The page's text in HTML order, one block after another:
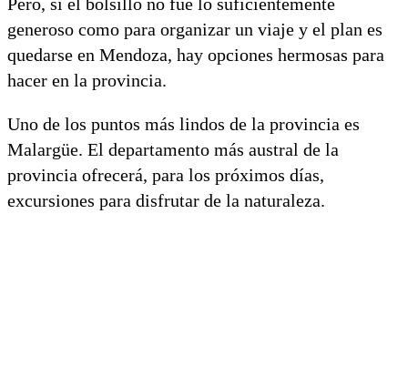
generoso como para organizar un viaje y el plan es
quedarse en Mendoza, hay opciones hermosas para
hacer en la provincia.
Uno de los puntos más lindos de la provincia es
Malargüe. El departamento más austral de la
provincia ofrecerá, para los próximos días,
excursiones para disfrutar de la naturaleza.